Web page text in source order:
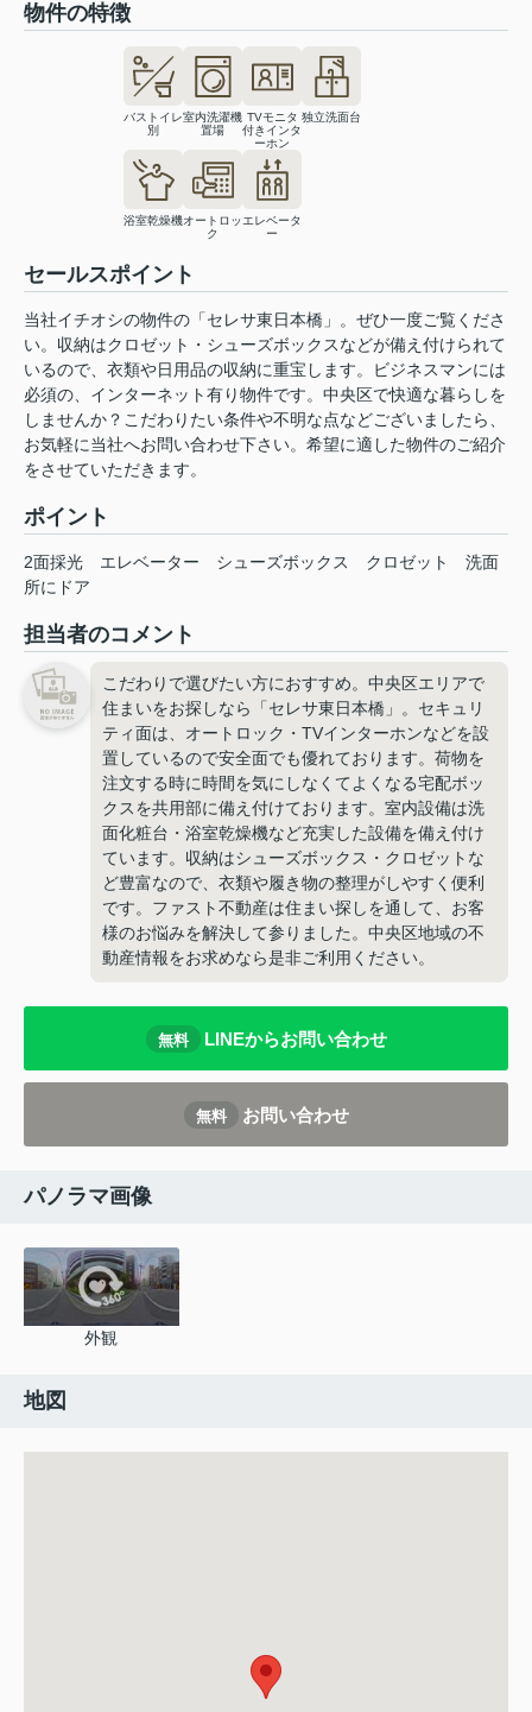
物件の特徴
バストイレ
別
室内洗濯機
置場
TVモニタ
付きインタ
ーホン
独立洗面台
浴室乾燥機オートロッ
ク
エレベータ
ー
セールスポイント
当社イチオシの物件の「セレサ東日本橋」。ぜひ一度ご覧くださ
い。収納はクロゼット・シューズボックスなどが備え付けられて
いるので、衣類や日用品の収納に重宝します。ビジネスマンには
必須の、インターネット有り物件です。中央区で快適な暮らしを
しませんか？こだわりたい条件や不明な点などございましたら、
お気軽に当社へお問い合わせ下さい。希望に適した物件のご紹介
をさせていただきます。
ポイント
2面採光 エレベーター シューズボックス クロゼット
洗面
所にドア
担当者のコメント
こだわりで選びたい方におすすめ。中央区エリアで
住まいをお探しなら「セレサ東日本橋」。セキュリ
ティ面は、オートロック・TVインターホンなどを設
置しているので安全面でも優れております。荷物を
注文する時に時間を気にしなくてよくなる宅配ボッ
クスを共用部に備え付けております。室内設備は洗
面化粧台・浴室乾燥機など充実した設備を備え付け
ています。収納はシューズボックス・クロゼットな
ど豊富なので、衣類や履き物の整理がしやすく便利
です。ファスト不動産は住まい探しを通して、お客
様のお悩みを解決して参りました。中央区地域の不
動産情報をお求めなら是非ご利用ください。
無料 LINEからお問い合わせ
無料 お問い合わせ
パノラマ画像
外観
地図